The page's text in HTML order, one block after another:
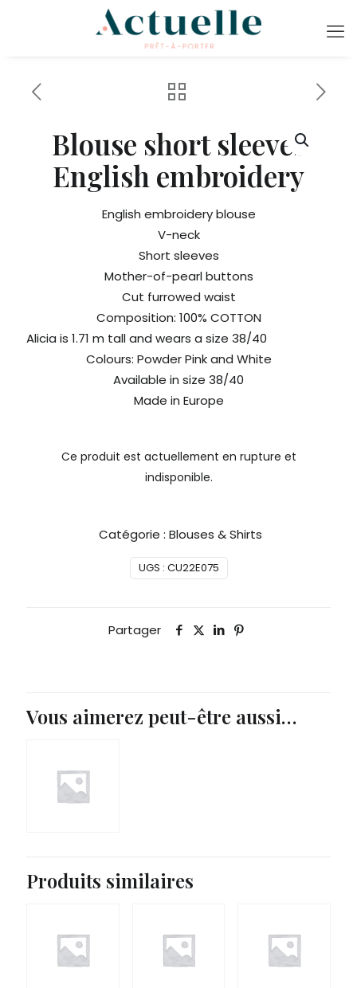
Blouse short sleeves
English embroidery
English embroidery blouse
V-neck
Short sleeves
Mother-of-pearl buttons
Cut furrowed waist
Composition: 100% COTTON
Alicia is 1.71 m tall and wears a size 38/40
Colours: Powder Pink and White
Available in size 38/40
Made in Europe
Ce produit est actuellement en rupture et
indisponible.
UGS : CU22E075
Catégorie : Blouses & Shirts
Partager
Vous aimerez peut-être aussi…
Produits similaires